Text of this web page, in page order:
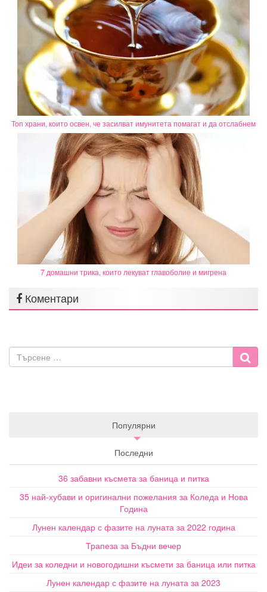
Топ храни, които освен, че засилват имунитета помагат и да отслабнем
7 домашни трика, които лекуват главоболие и мигрена
Коментари
Популярни
Последни
36 забавни късмета за баница и питка
35 най-хубави и оригинални пожелания за Коледа и Нова
Година
Лунен календар с фазите на луната за 2022 година
Трапеза за Бъдни вечер
Идеи за коледни и новогодишни късмети за баница или питка
Лунен календар с фазите на луната за 2023